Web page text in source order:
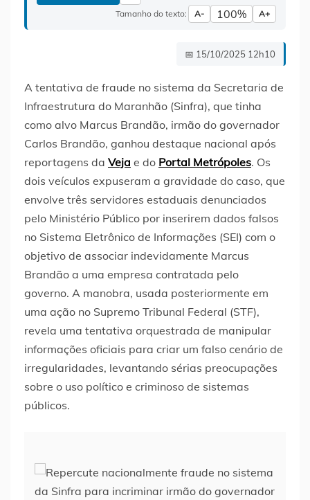
Tamanho do texto: A- 100% A+
📅 15/10/2025 12h10
A tentativa de fraude no sistema da Secretaria de
Infraestrutura do Maranhão (Sinfra), que tinha
como alvo Marcus Brandão, irmão do governador
Carlos Brandão, ganhou destaque nacional após
reportagens da Veja e do Portal Metrópoles. Os
dois veículos expuseram a gravidade do caso, que
envolve três servidores estaduais denunciados
pelo Ministério Público por inserirem dados falsos
no Sistema Eletrônico de Informações (SEI) com o
objetivo de associar indevidamente Marcus
Brandão a uma empresa contratada pelo
governo. A manobra, usada posteriormente em
uma ação no Supremo Tribunal Federal (STF),
revela uma tentativa orquestrada de manipular
informações oficiais para criar um falso cenário de
irregularidades, levantando sérias preocupações
sobre o uso político e criminoso de sistemas
públicos.